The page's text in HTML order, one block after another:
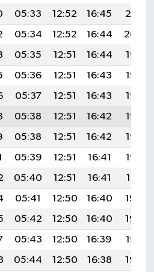
05:33 12:52 16:45
20:01
05:34 12:52 16:44
20:00
05:35 12:51 16:44
19:58
05:36 12:51 16:43
19:57
05:37 12:51 16:43
19:56
05:38 12:51 16:42
19:55
05:38 12:51 16:42
19:53
05:39 12:51 16:41
19:52
05:40 12:51 16:41
19:51
05:41 12:50 16:40
19:50
05:42 12:50 16:40
19:48
05:43 12:50 16:39
19:47
05:44 12:50 16:38
19:45